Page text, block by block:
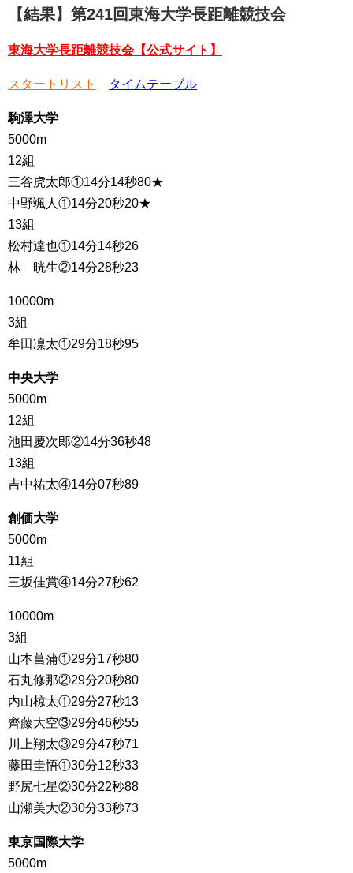
【結果】第241回東海大学長距離競技会
東海大学長距離競技会【公式サイト】
スタートリスト タイムテーブル
駒澤大学
5000m
12組
三谷虎太郎①14分14秒80★
中野颯人①14分20秒20★
13組
松村達也①14分14秒26
林 晄生②14分28秒23
10000m
3組
牟田凜太①29分18秒95
中央大学
5000m
12組
池田慶次郎②14分36秒48
13組
吉中祐太④14分07秒89
創価大学
5000m
11組
三坂佳賞④14分27秒62
10000m
3組
山本菖蒲①29分17秒80
石丸修那②29分20秒80
内山椋太①29分27秒13
齊藤大空③29分46秒55
川上翔太③29分47秒71
藤田圭悟①30分12秒33
野尻七星②30分22秒88
山瀬美大②30分33秒73
東京国際大学
5000m